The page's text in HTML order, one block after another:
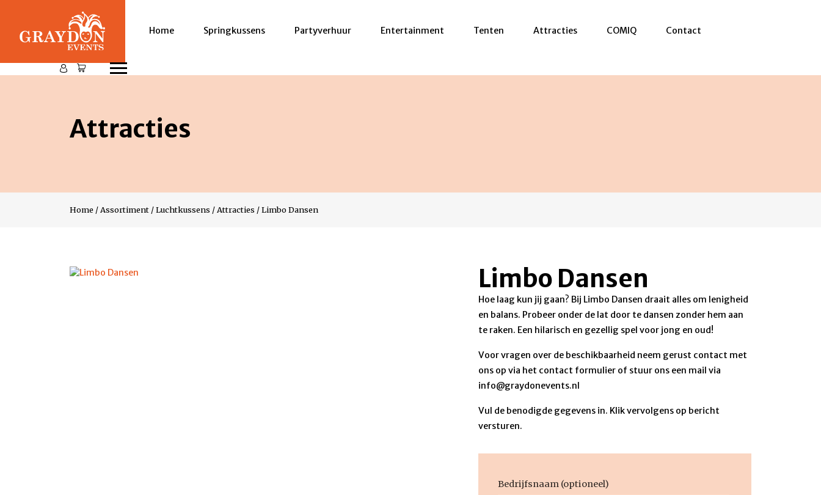
Home Springkussens Partyverhuur Entertainment Tenten Attracties COMIQ Contact
Attracties
Home / Assortiment /Luchtkussens / Attracties /Limbo Dansen
Limbo Dansen
Hoe laag kun jij gaan? Bij Limbo Dansen draait alles om lenigheid
en balans. Probeer onder de lat door te dansen zonder hem aan
te raken. Een hilarisch en gezellig spel voor jong en oud!
Voor vragen over de beschikbaarheid neem gerust contact met
ons op via het contact formulier of stuur ons een mail via
info@graydonevents.nl
Vul de benodigde gegevens in. Klik vervolgens op bericht
versturen.
Bedrijfsnaam